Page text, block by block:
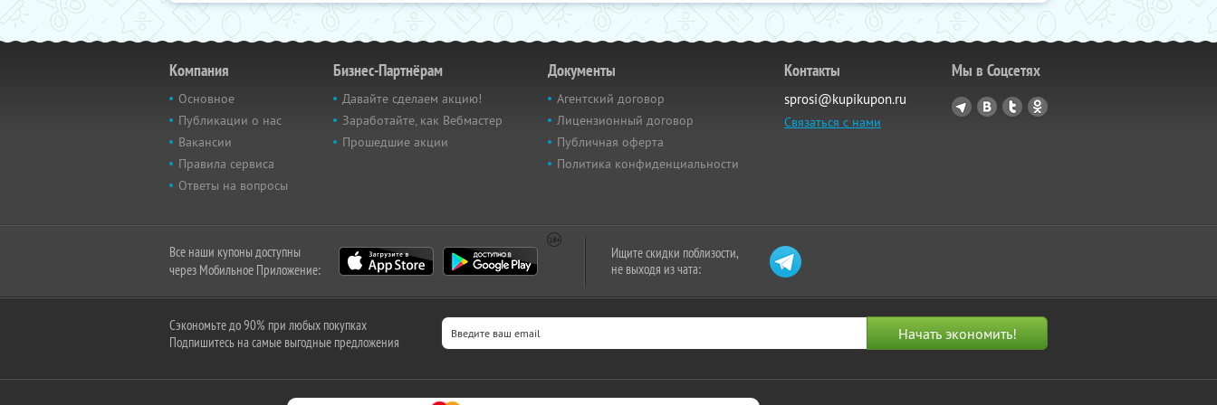
Компания
Основное
Публикации о нас
Вакансии
Правила сервиса
Ответы на вопросы
Бизнес-Партнёрам
Давайте сделаем акцию!
Заработайте, как Вебмастер
Прошедшие акции
Документы
Агентский договор
Лицензионный договор
Публичная оферта
Политика конфиденциальности
Контакты
sprosi@kupikupon.ru
Связаться с нами
Мы в Соцсетях
Все наши купоны доступны
через Мобильное Приложение:
Ищите скидки поблизости,
не выходя из чата:
Сэкономьте до 90% при любых покупках
Подпишитесь на самые выгодные предложения